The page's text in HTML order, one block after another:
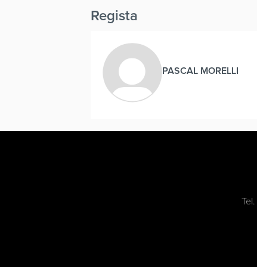
Regista
PASCAL MORELLI
Tel.